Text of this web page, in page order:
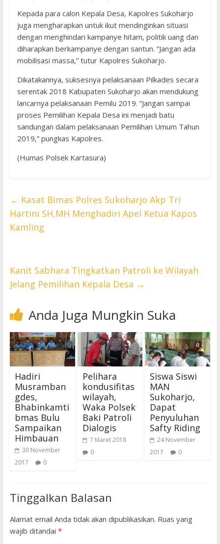
Kepada para calon Kepala Desa, Kapolres Sukoharjo
juga mengharapkan untuk ikut mendinginkan situasi
dengan menghindari kampanye hitam, politik uang dan
diharapkan berkampanye dengan santun. “Jangan ada
mobilisasi massa,” tutur Kapolres Sukoharjo.
Dikatakannya, suksesnya pelaksanaan Pilkades secara
serentak 2018 Kabupaten Sukoharjo akan mendukung
lancarnya pelaksanaan Pemilu 2019. “Jangan sampai
proses Pemilihan Kepala Desa ini menjadi batu
sandungan dalam pelaksanaan Pemilihan Umum Tahun
2019,” pungkas Kapolres.
(Humas Polsek Kartasura)
← Kasat Bimas Polres Sukoharjo Akp Tri
Hartini SH,MH Menghadiri Apel Ketua Kapos
Kamling
Kanit Sabhara Tingkatkan Patroli ke Wilayah
Jelang Pemilihan Kepala Desa →
Anda Juga Mungkin Suka
Hadiri
Musramban
gdes,
Bhabinkamti
bmas Bulu
Sampaikan
Himbauan
30 November
2017
0
Pelihara
kondusifitas
wilayah,
Waka Polsek
Baki Patroli
Dialogis
7 Maret 2018
0
Siswa Siswi
MAN
Sukoharjo,
Dapat
Penyuluhan
Safty Riding
24 November
2017
0
Tinggalkan Balasan
Alamat email Anda tidak akan dipublikasikan. Ruas yang
wajib ditandai *